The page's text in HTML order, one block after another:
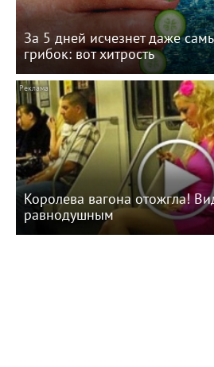
За 5 дней исчезнет даже
грибок: вот хитрость
Королева вагона отожгла!
равнодушным